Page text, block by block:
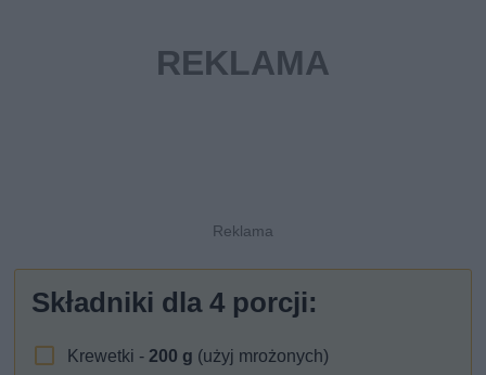
Składniki dla4 porcji:
Krewetki -200 g (użyj mrożonych)